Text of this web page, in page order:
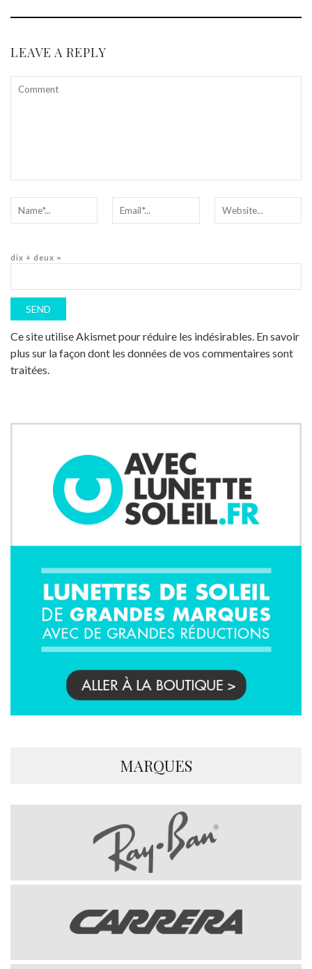
LEAVE A REPLY
dix + deux =
Ce site utilise Akismet pour réduire les indésirables. En savoir
plus sur la façon dont les données de vos commentaires sont
traitées.
MARQUES